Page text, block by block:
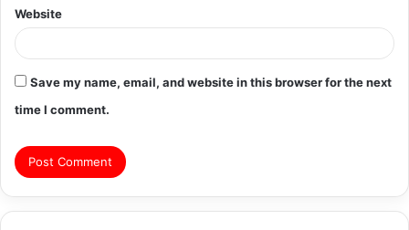
Website
Save my name, email, and website in this browser for the next
time I comment.